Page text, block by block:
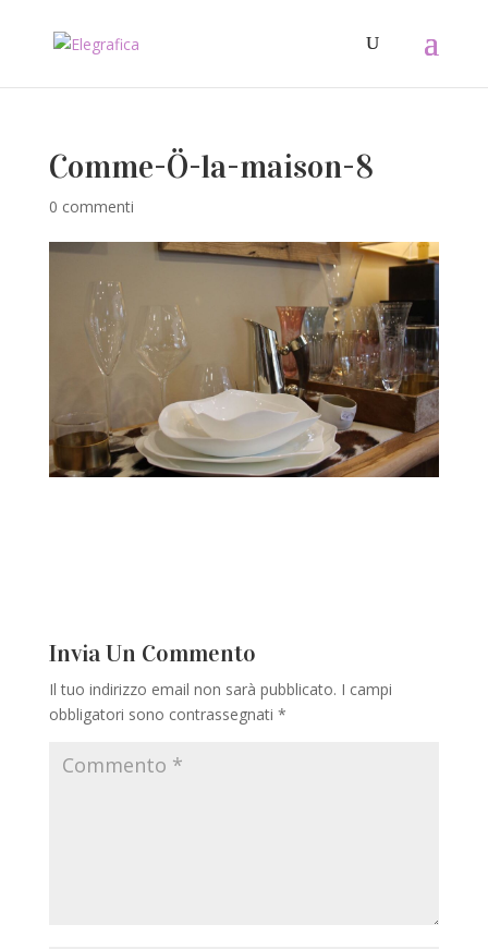
Comme-Ö-la-maison-8
0 commenti
Invia Un Commento
Il tuo indirizzo email non sarà pubblicato. I campi
obbligatori sono contrassegnati *